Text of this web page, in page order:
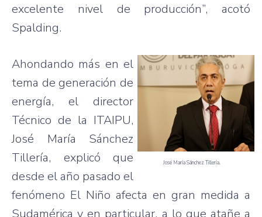
excelente nivel de producción”, acotó
Spalding.
José María Sánchez Tillería.
Ahondando más en el
tema de generación de
energía, el director
Técnico de la ITAIPU,
José María Sánchez
Tillería, explicó que
desde el año pasado el
fenómeno El Niño afecta en gran medida a
Sudamérica y en particular, a lo que atañe a